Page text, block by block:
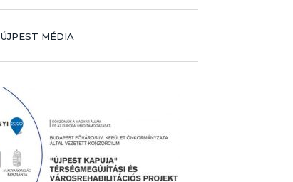
ÚJPEST MÉDIA